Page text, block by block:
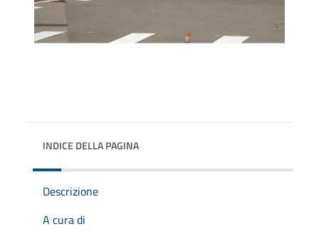
INDICE DELLA PAGINA
Descrizione
A cura di